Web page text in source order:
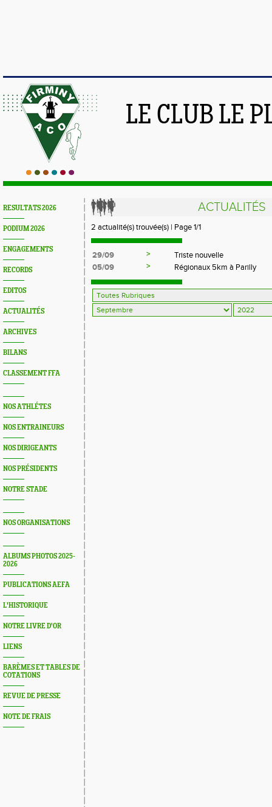
LE CLUB LE
RESULTATS 2026
PODIUM 2026
ENGAGEMENTS
RECORDS
EDITOS
ACTUALITÉS
ARCHIVES
BILANS
CLASSEMENT FFA
NOS ATHLÉTES
NOS ENTRAINEURS
NOS DIRIGEANTS
NOS PRÉSIDENTS
NOTRE STADE
NOS ORGANISATIONS
ALBUMS PHOTOS 2025-
2026
PUBLICATIONS AEFA
L'HISTORIQUE
NOTRE LIVRE D'OR
LIENS
BARÈMES ET TABLES DE
COTATIONS
REVUE DE PRESSE
NOTE DE FRAIS
ACTUALITÉS
2 actualité(s) trouvée(s) | Page 1/1
29/09 >
Triste nouvelle
05/09
> Régionaux 5km à Parilly